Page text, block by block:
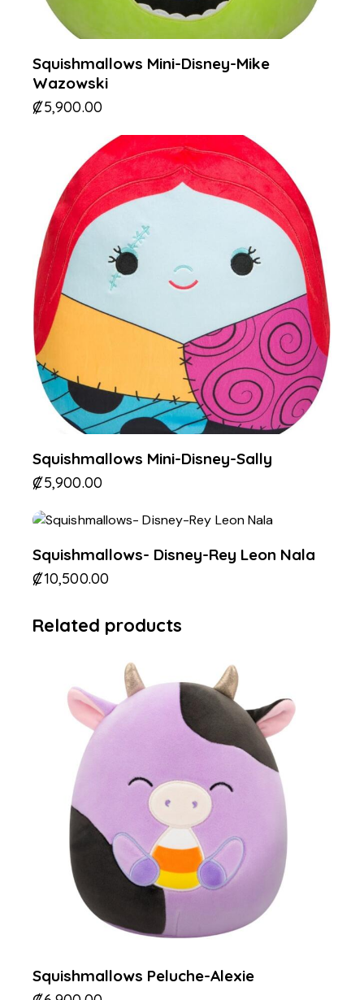
Squishmallows Mini-Disney-Mike
Wazowski
₡5,900.00
Squishmallows Mini-Disney-Sally
₡5,900.00
Squishmallows- Disney-Rey Leon Nala
₡10,500.00
Related products
Squishmallows Peluche-Alexie